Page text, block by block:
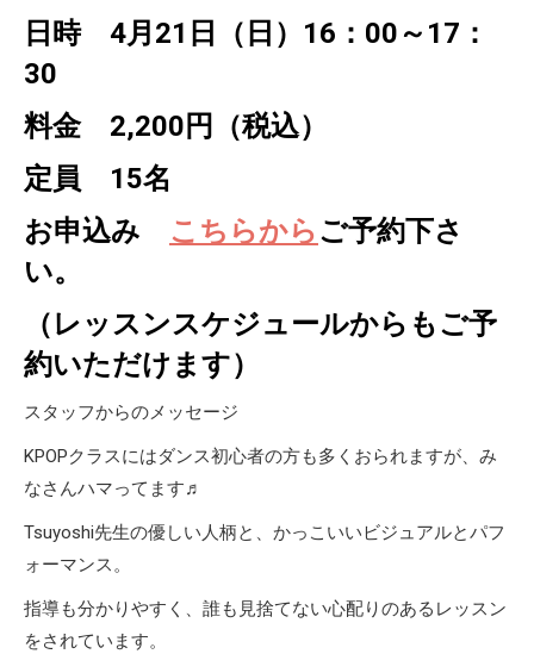
日時 4月21日（日）16：00～17：
30
料金 2,200円（税込）
定員 15名
お申込み
こちらからご予約下さ
い。
（レッスンスケジュールからもご予
約いただけます）
スタッフからのメッセージ
KPOPクラスにはダンス初心者の方も多くおられますが、み
なさんハマってます♬
Tsuyoshi先生の優しい人柄と、かっこいいビジュアルとパフ
ォーマンス。
指導も分かりやすく、誰も見捨てない心配りのあるレッスン
をされています。